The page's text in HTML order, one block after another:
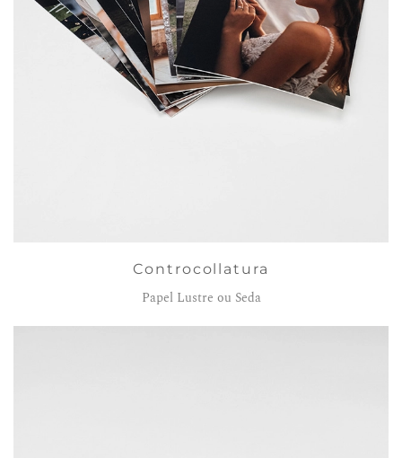
Controcollatura
Papel Lustre ou Seda